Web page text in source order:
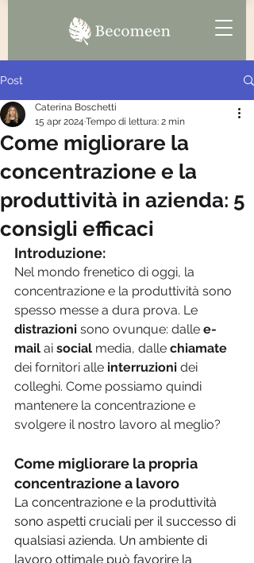
Post
Come migliorare la
concentrazione e la
produttività in azienda: 5
consigli efficaci
Caterina Boschetti
15 apr 2024 Tempo di lettura: 2 min
Introduzione:
Nel mondo frenetico di oggi, la
concentrazione e la produttività sono
spesso messe a dura prova. Le
distrazioni sono ovunque: dalle e-
mail ai social media, dalle chiamate
dei fornitori alle interruzioni dei
colleghi. Come possiamo quindi
mantenere la concentrazione e
svolgere il nostro lavoro al meglio?
Come migliorare la propria
concentrazione a lavoro
La concentrazione e la produttività
sono aspetti cruciali per il successo di
qualsiasi azienda. Un ambiente di
lavoro ottimale può favorire la